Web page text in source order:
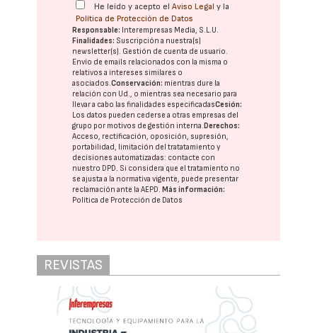
He leído y acepto elAviso Legal y la
Política de Protección de Datos
Responsable: Interempresas Media, S.L.U.
Finalidades: Suscripción a nuestra(s)
newsletter(s). Gestión de cuenta de usuario.
Envío de emails relacionados con la misma o
relativos a intereses similares o
asociados.Conservación: mientras dure la
relación con Ud., o mientras sea necesario para
llevar a cabo las finalidades especificadasCesión:
Los datos pueden cederse a otras empresas del
grupo por motivos de gestión interna.Derechos:
Acceso, rectificación, oposición, supresión,
portabilidad, limitación del tratatamiento y
decisiones automatizadas: contacte con
nuestro DPD. Si considera que el tratamiento no
se ajusta a la normativa vigente, puede presentar
reclamación ante laAEPD.Más información:
Política de Protección de Datos
REVISTAS